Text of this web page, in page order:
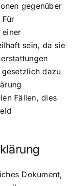
gegenüber
einer
sein, da sie
dazu
Fällen, dies
Dokument,